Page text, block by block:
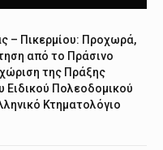
– Πικερμίου: Προχωρά,
από το Πράσινο
της Πράξης
Ειδικού Πολεοδομικού
Κτηματολόγιο